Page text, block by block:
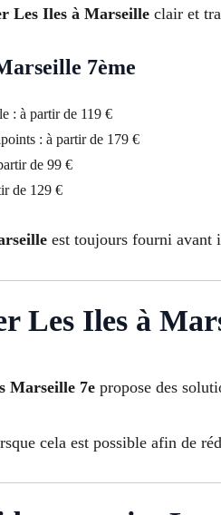
Les Iles à Marseille clair et
7ème
: à partir de 119 €
: à partir de 179 €
de 99 €
de 129 €
est toujours fourni avant
Les Iles à
Marseille 7e propose des
cela est possible afin de